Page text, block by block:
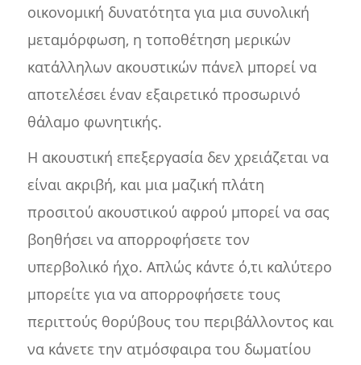
οικονομική δυνατότητα για μια συνολική
μεταμόρφωση, η τοποθέτηση μερικών
κατάλληλων ακουστικών πάνελ μπορεί να
αποτελέσει έναν εξαιρετικό προσωρινό
θάλαμο φωνητικής.
Η ακουστική επεξεργασία δεν χρειάζεται να
είναι ακριβή, και μια μαζική πλάτη
προσιτού ακουστικού αφρού μπορεί να σας
βοηθήσει να απορροφήσετε τον
υπερβολικό ήχο. Απλώς κάντε ό,τι καλύτερο
μπορείτε για να απορροφήσετε τους
περιττούς θορύβους του περιβάλλοντος και
να κάνετε την ατμόσφαιρα του δωματίου